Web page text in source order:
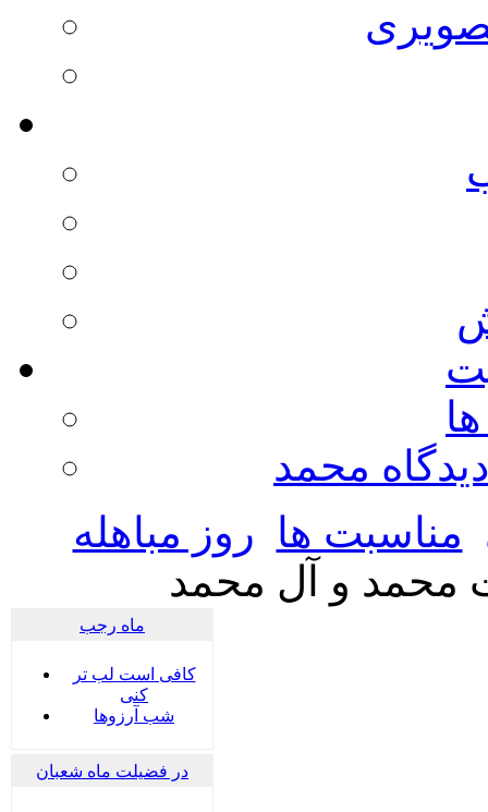
محمد
مناسبت ها روز مباهله
محمد و آل محمد
ماه رجب
کافی است لب تر
کنی
شب آرزوها
در فضیلت ماه شعبان